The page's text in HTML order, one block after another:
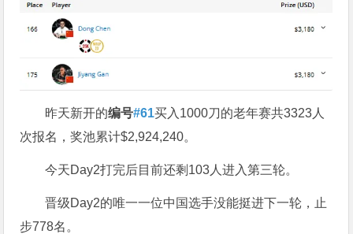
昨天新开的编号#61买入1000刀的老年赛共3323人
次报名，奖池累计$2,924,240。
今天Day2打完后目前还剩103人进入第三轮。
晋级Day2的唯一一位中国选手没能挺进下一轮，止
步778名。